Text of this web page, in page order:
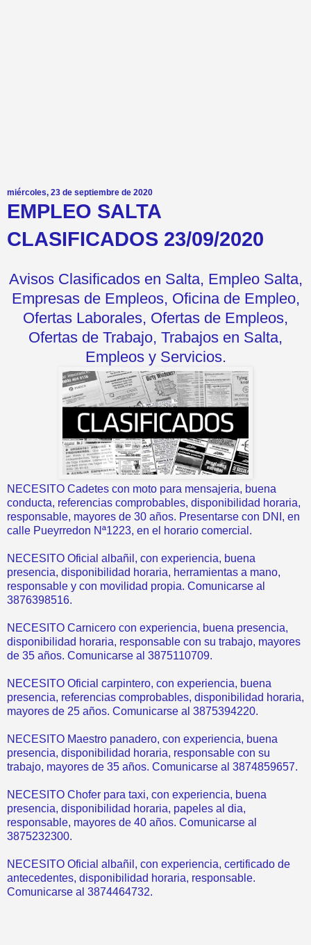
miércoles, 23 de septiembre de 2020
EMPLEO SALTA
CLASIFICADOS 23/09/2020
Avisos Clasificados en Salta, Empleo Salta,
Empresas de Empleos, Oficina de Empleo,
Ofertas Laborales, Ofertas de Empleos,
Ofertas de Trabajo, Trabajos en Salta,
Empleos y Servicios.
NECESITO Cadetes con moto para mensajeria, buena
conducta, referencias comprobables, disponibilidad horaria,
responsable, mayores de 30 años. Presentarse con DNI, en
calle Pueyrredon Nª1223, en el horario comercial.
NECESITO Oficial albañil, con experiencia, buena
presencia, disponibilidad horaria, herramientas a mano,
responsable y con movilidad propia. Comunicarse al
3876398516.
NECESITO Carnicero con experiencia, buena presencia,
disponibilidad horaria, responsable con su trabajo, mayores
de 35 años. Comunicarse al 3875110709.
NECESITO Oficial carpintero, con experiencia, buena
presencia, referencias comprobables, disponibilidad horaria,
mayores de 25 años. Comunicarse al 3875394220.
NECESITO Maestro panadero, con experiencia, buena
presencia, disponibilidad horaria, responsable con su
trabajo, mayores de 35 años. Comunicarse al 3874859657.
NECESITO Chofer para taxi, con experiencia, buena
presencia, disponibilidad horaria, papeles al dia,
responsable, mayores de 40 años. Comunicarse al
3875232300.
NECESITO Oficial albañil, con experiencia, certificado de
antecedentes, disponibilidad horaria, responsable.
Comunicarse al 3874464732.